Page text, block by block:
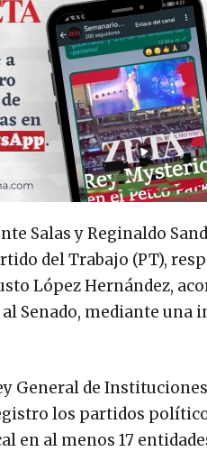
Salas y Reginaldo
del Trabajo (PT),
López Hernández,
Senado, mediante
General de
los partidos
en al menos 17